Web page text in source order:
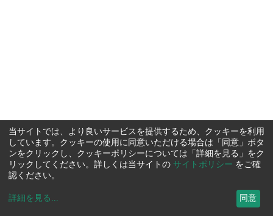
当サイトでは、より良いサービスを提供するため、クッキーを利用
しています。クッキーの使用に同意いただける場合は「同意」ボタ
ンをクリックし、クッキーポリシーについては「詳細を見る」をク
リックしてください。詳しくは当サイトの サイトポリシー をご確
認ください。
詳細を見る ... 同意